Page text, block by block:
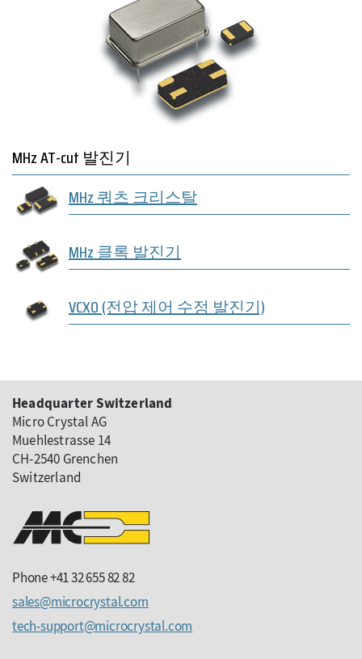
MHz AT-cut 발진기
MHz 쿼츠 크리스탈
MHz 클록 발진기
VCXO (전압 제어 수정 발진기)
Headquarter Switzerland
Micro Crystal AG
Muehlestrasse 14
CH-2540 Grenchen
Switzerland
Phone +41 32 655 82 82
sales
microcrystalcom
tech-support
microcrystalcom